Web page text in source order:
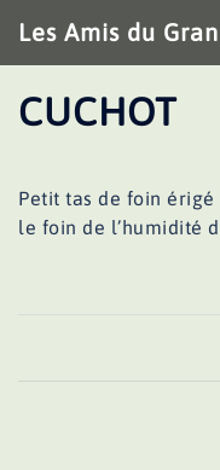
au
contenu
Les Amis du
CUCHOT
Petit tas de foin
le foin de l’humidité